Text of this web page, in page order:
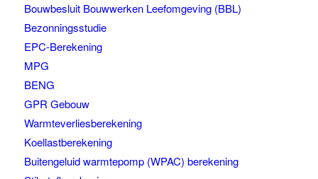
Bouwbesluit Bouwwerken Leefomgeving (BBL)
Bezonningsstudie
EPC-Berekening
MPG
BENG
GPR Gebouw
Warmteverliesberekening
Koellastberekening
Buitengeluid warmtepomp (WPAC) berekening